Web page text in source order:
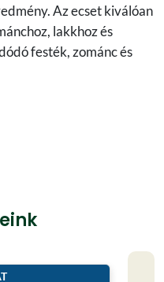
Az ecset kiválóan
lakkhoz és
festék, zománc és